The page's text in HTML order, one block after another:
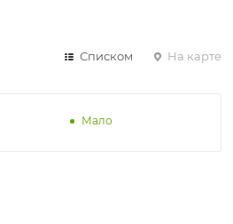
Списком На карте
Мало